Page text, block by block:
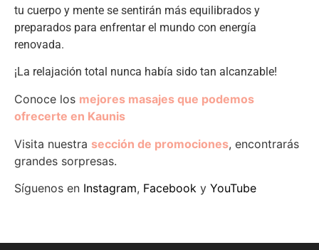
tu cuerpo y mente se sentirán más equilibrados y
preparados para enfrentar el mundo con energía
renovada.
¡La relajación total nunca había sido tan alcanzable!
Conoce los mejores masajes que podemos
ofrecerte en Kaunis
Visita nuestra sección de promociones, encontrarás
grandes sorpresas.
Síguenos en Instagram, Facebook y YouTube